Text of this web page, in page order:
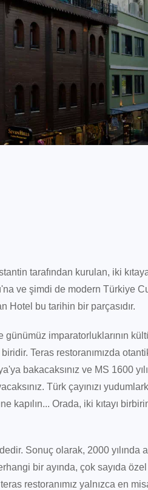
tarafından kurulan, iki
ve şimdi de modern Türkiye
Hotel bu tarihin bir parçasıdır.
imparatorluklarının
Teras restoranımızda
bakacaksınız ve MS 1600
Türk çayınızı
kapılın... Orada, iki kıtayı
Sonuç olarak, 2000 yılında
bir ayında, çok sayıda
restoranımız yalnızca en